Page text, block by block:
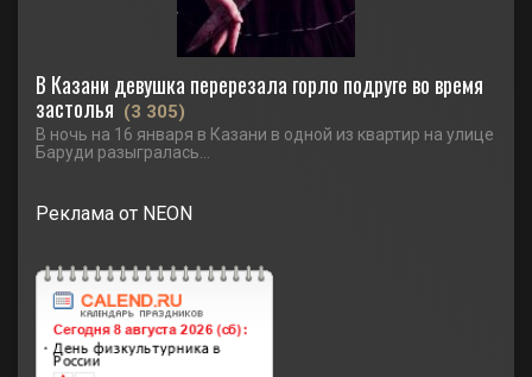
В Казани девушка перерезала горло подруге во время
застолья (3 305)
В ночь на 16 января в Казани в одной из квартир на улице
Баруди разыгралась...
Реклама от NEON